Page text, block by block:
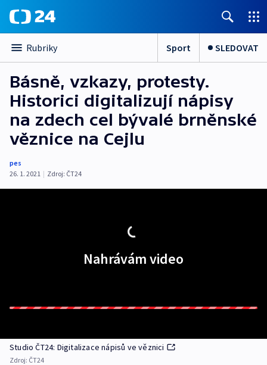
Rubriky Sport SLEDOVAT
Básně, vzkazy, protesty.
Historici digitalizují nápisy
na zdech cel bývalé brněnské
věznice na Cejlu
pes
26. 1. 2021 | Zdroj: ČT24
Nahrávám video
Studio ČT24: Digitalizace nápisů ve věznici
Zdroj: ČT24